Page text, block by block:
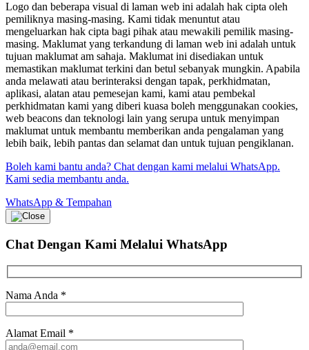
Logo dan beberapa visual di laman web ini adalah hak cipta oleh
pemiliknya masing-masing. Kami tidak menuntut atau
mengeluarkan hak cipta bagi pihak atau mewakili pemilik masing-
masing. Maklumat yang terkandung di laman web ini adalah untuk
tujuan maklumat am sahaja. Maklumat ini disediakan untuk
memastikan maklumat terkini dan betul sebanyak mungkin. Apabila
anda melawati atau berinteraksi dengan tapak, perkhidmatan,
aplikasi, alatan atau pemesejan kami, kami atau pembekal
perkhidmatan kami yang diberi kuasa boleh menggunakan cookies,
web beacons dan teknologi lain yang serupa untuk menyimpan
maklumat untuk membantu memberikan anda pengalaman yang
lebih baik, lebih pantas dan selamat dan untuk tujuan pengiklanan.
Boleh kami bantu anda? Chat dengan kami melalui WhatsApp.
Kami sedia membantu anda.
WhatsApp & Tempahan
Chat Dengan Kami Melalui WhatsApp
Nama Anda *
Alamat Email *